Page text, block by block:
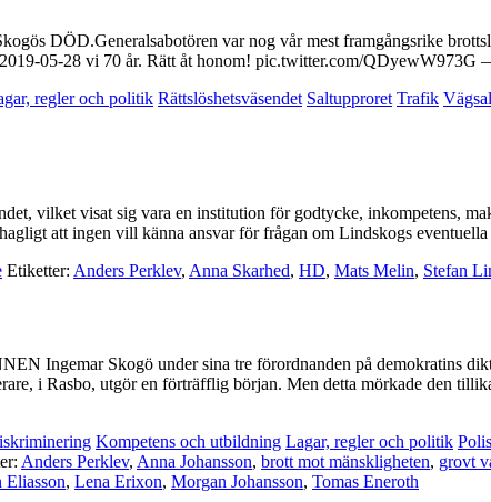
DÖD.Generalsabotören var nog vår mest framgångsrike
05-28 vi 70 år. Rätt åt honom! pic.twitter.com/
regler och politik Rättslöshetsväsendet Saltupproret Trafik
vilket visat sig vara en institution för godtycke, inkompetens,
att ingen vill känna ansvar för frågan om Lindskogs
Etiketter: Anders Perklev, Anna Skarhed, HD, Mats Melin, Stefan
Ingemar Skogö under sina tre förordnanden på demokratins
i Rasbo, utgör en förträfflig början. Men detta mörkade den
Kompetens och utbildning Lagar, regler och politik
Anders Perklev, Anna Johansson, brott mot mänskligheten, grovt
Eliasson, Lena Erixon, Morgan Johansson, Tomas Eneroth